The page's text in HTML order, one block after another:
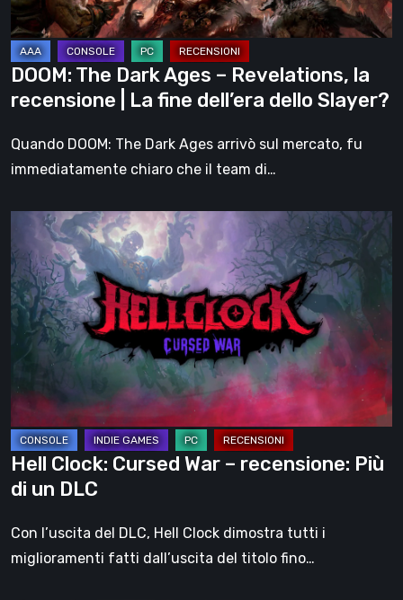
recensione
|
La
fine
dell’era
dello
Slayer?
DOOM: The Dark Ages – Revelations, la
recensione | La fine dell’era dello Slayer?
Quando DOOM: The Dark Ages arrivò sul mercato, fu
immediatamente chiaro che il team di…
Clock:
Cursed
War
–
recensione:
di
un
DLC
Hell Clock: Cursed War – recensione: Più
di un DLC
Con l’uscita del DLC, Hell Clock dimostra tutti i
miglioramenti fatti dall’uscita del titolo fino…